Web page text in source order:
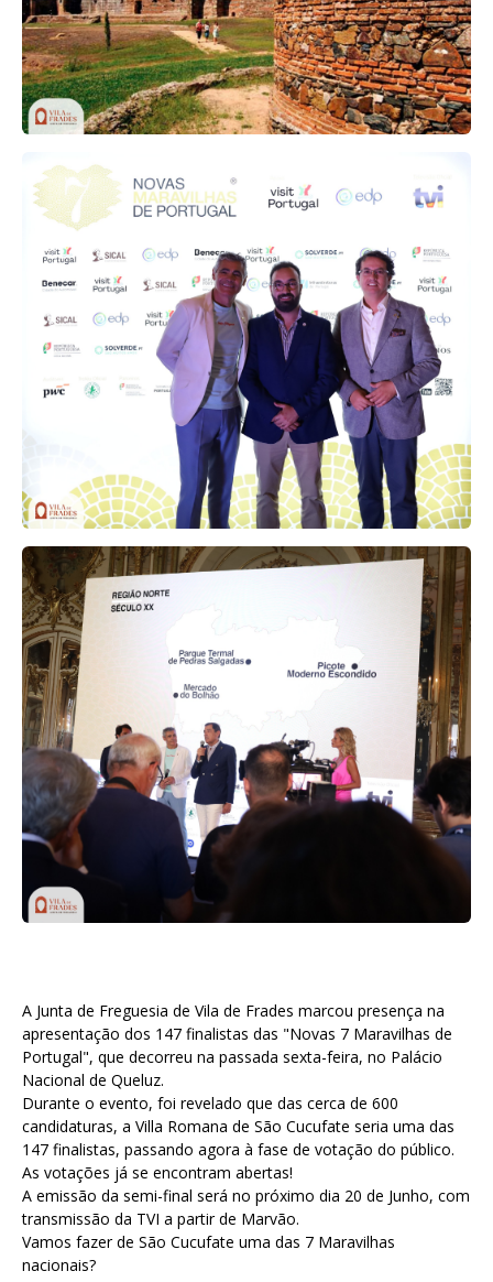
A Junta de Freguesia de Vila de Frades marcou presença na
apresentação dos 147 finalistas das "Novas 7 Maravilhas de
Portugal", que decorreu na passada sexta-feira, no Palácio
Nacional de Queluz.
Durante o evento, foi revelado que das cerca de 600
candidaturas, a Villa Romana de São Cucufate seria uma das
147 finalistas, passando agora à fase de votação do público.
As votações já se encontram abertas!
A emissão da semi-final será no próximo dia 20 de Junho, com
transmissão da TVI a partir de Marvão.
Vamos fazer de São Cucufate uma das 7 Maravilhas
nacionais?